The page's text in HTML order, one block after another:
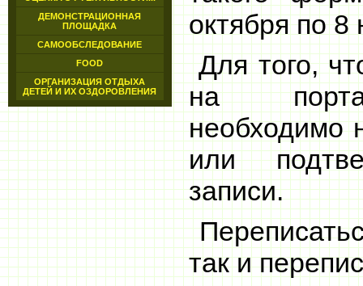
ДЕМОНСТРАЦИОННАЯ
ПЛОЩАДКА
САМООБСЛЕДОВАНИЕ
FOOD
ОРГАНИЗАЦИЯ ОТДЫХА
ДЕТЕЙ И ИХ ОЗДОРОВЛЕНИЯ
октября по 8
Для того,
на
необходимо
или
записи.
так и